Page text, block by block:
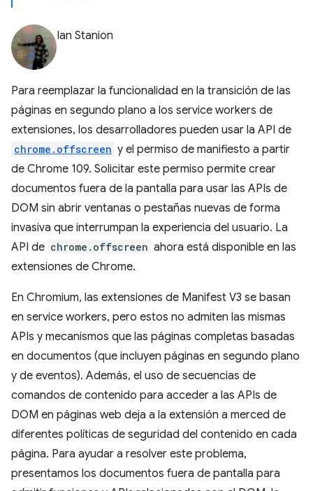
Ian Stanion
Para reemplazar la funcionalidad en la transición de las
páginas en segundo plano a los service workers de
extensiones, los desarrolladores pueden usar la API de
chrome.offscreen y el permiso de manifiesto a partir
de Chrome 109. Solicitar este permiso permite crear
documentos fuera de la pantalla para usar las APIs de
DOM sin abrir ventanas o pestañas nuevas de forma
invasiva que interrumpan la experiencia del usuario. La
API de chrome.offscreen ahora está disponible en las
extensiones de Chrome.
En Chromium, las extensiones de Manifest V3 se basan
en service workers, pero estos no admiten las mismas
APIs y mecanismos que las páginas completas basadas
en documentos (que incluyen páginas en segundo plano
y de eventos). Además, el uso de secuencias de
comandos de contenido para acceder a las APIs de
DOM en páginas web deja a la extensión a merced de
diferentes políticas de seguridad del contenido en cada
página. Para ayudar a resolver este problema,
presentamos los documentos fuera de pantalla para